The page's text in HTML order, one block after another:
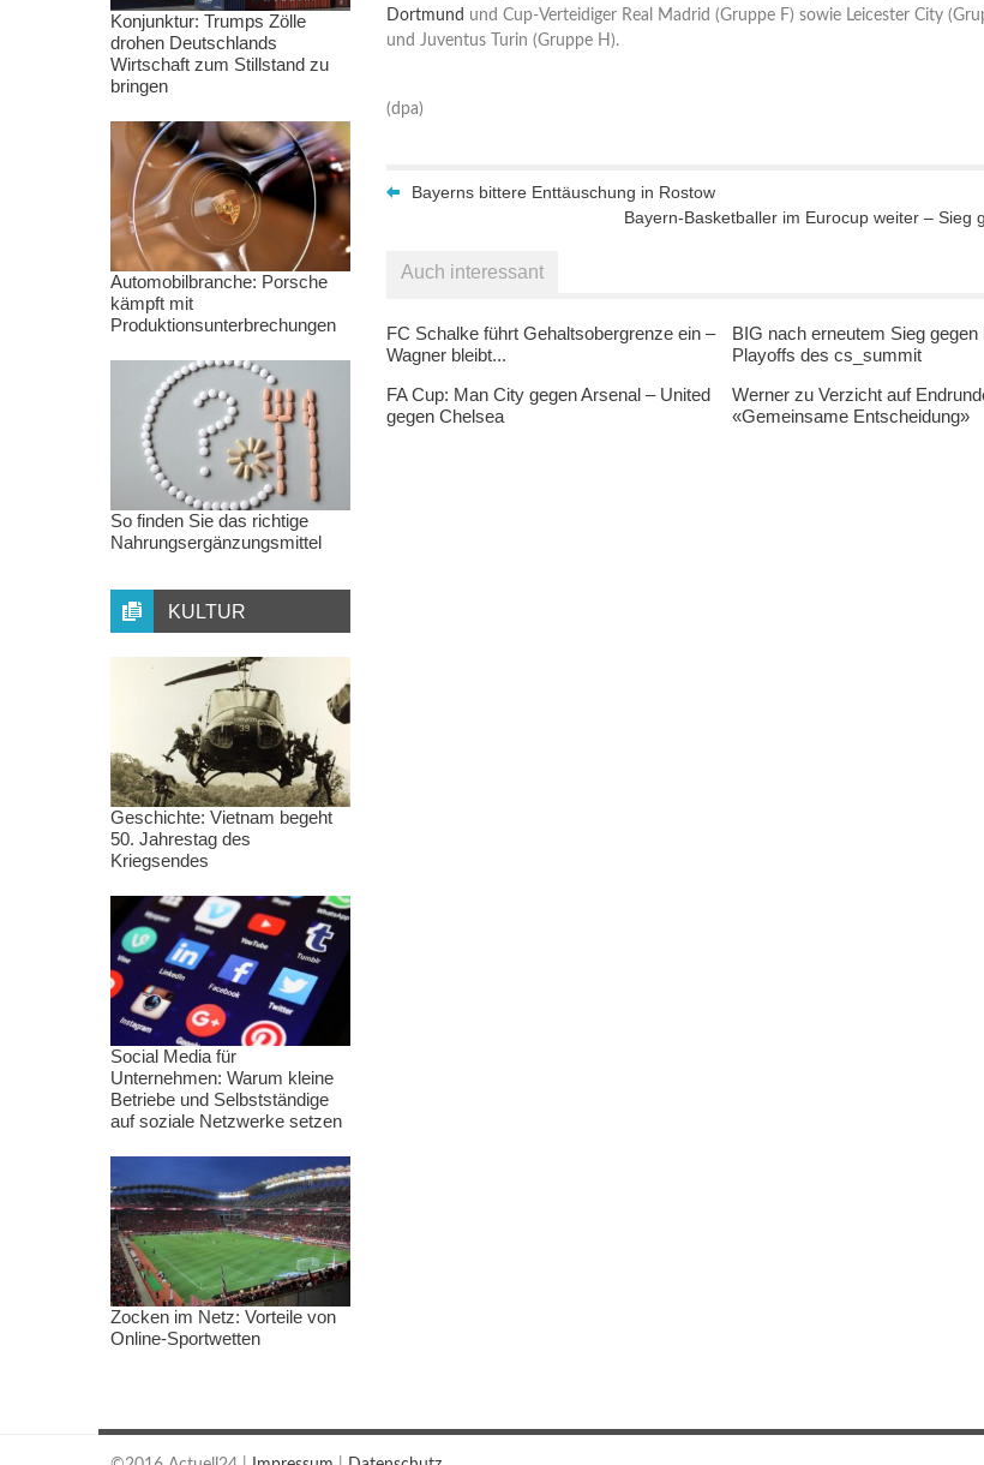
Dortmund und Cup-Verteidiger Real Madrid (Gruppe F) sowie Leicester City
und Juventus Turin (Gruppe H).
(dpa)
Bayerns bittere Enttäuschung in Rostow
Bayern-Basketballer im Eurocup weiter – Sieg
Auch interessant
FC Schalke führt Gehaltsobergrenze ein –
Wagner bleibt...
BIG nach erneutem Sieg gegen
Playoffs des cs_summit
FA Cup: Man City gegen Arsenal – United
gegen Chelsea
Werner zu Verzicht auf
«Gemeinsame Entscheidung»
Konjunktur: Trumps Zölle
drohen Deutschlands
Wirtschaft zum Stillstand zu
bringen
Automobilbranche: Porsche
kämpft mit
Produktionsunterbrechungen
So finden Sie das richtige
Nahrungsergänzungsmittel
KULTUR
Geschichte: Vietnam begeht
50. Jahrestag des
Kriegsendes
Social Media für
Unternehmen: Warum kleine
Betriebe und Selbstständige
auf soziale Netzwerke setzen
Zocken im Netz: Vorteile von
Online-Sportwetten